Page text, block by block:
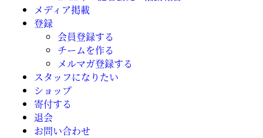
メディア掲載
登録
会員登録する
チームを作る
メルマガ登録する
スタッフになりたい
ショップ
寄付する
退会
お問い合わせ